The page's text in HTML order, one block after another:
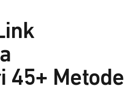
45+ Metode